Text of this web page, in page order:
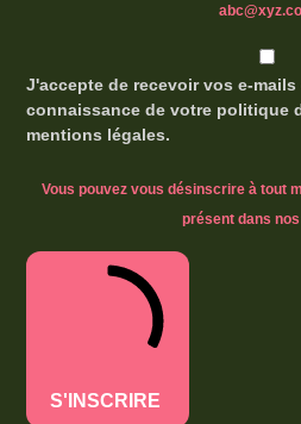
J'accepte de recevoir vos e-
connaissance de votre politique
mentions légales.
Vous pouvez vous désinscrire à tout
présent dans
S'INSCRIRE